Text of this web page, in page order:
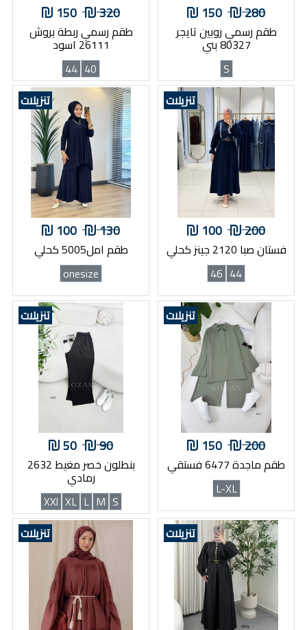
280
150
طقم رسمي روبين تايجر
80327 بني
S
320
150
طقم رسمي ربطة بروش
26111 اسود
40
44
تنزيلات
200
100
فستان صبا 2120 جينز كحلي
44
46
تنزيلات
130
100
طقم امل5005 كحلي
onesize
تنزيلات
200
150
طقم ماجدة 6477 فستقي
L-XL
تنزيلات
90
50
بنطلون خصر مغيط 2632
رمادي
S
M
L
XL
XXl
تنزيلات
تنزيلات